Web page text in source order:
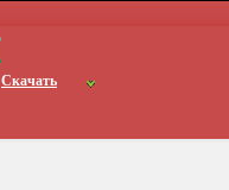
Скачать